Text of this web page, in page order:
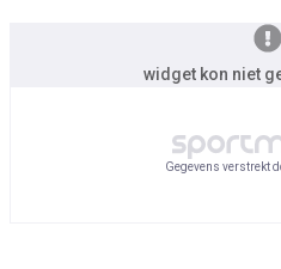
widget kon niet
Gegevens verstrekt